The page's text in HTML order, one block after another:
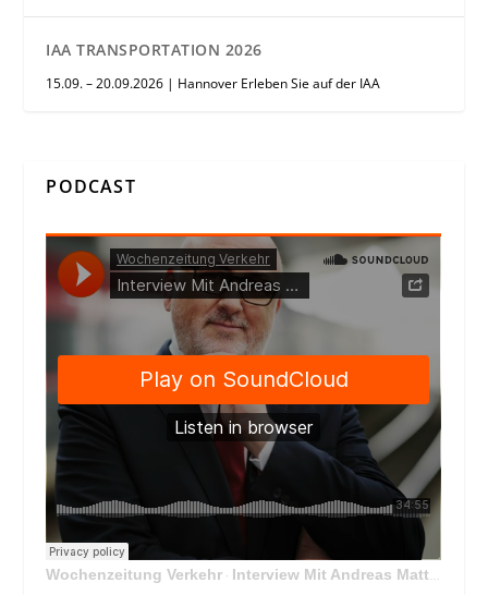
IAA TRANSPORTATION 2026
15.09. – 20.09.2026 | Hannover Erleben Sie auf der IAA
PODCAST
Wochenzeitung Verkehr · Interview Mit Andreas Matthä, CEO der ÖBB Holding